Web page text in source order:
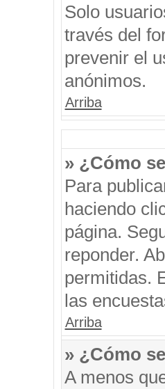
Solo
través del
prevenir el
anónimos.
Arriba
» ¿Cómo
Para
haciendo
página.
reponder.
permitidas.
las
Arriba
» ¿Cómo
A menos